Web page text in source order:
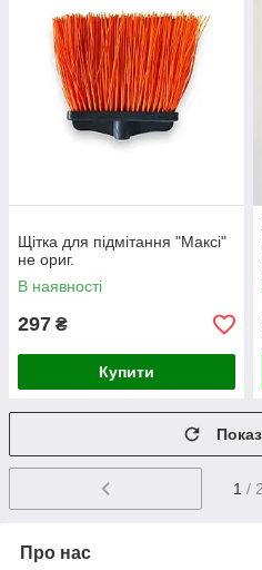
Щітка для підмітання "Максі"
не ориг.
В наявності
297 ₴
Купити
1 / 2
Про нас